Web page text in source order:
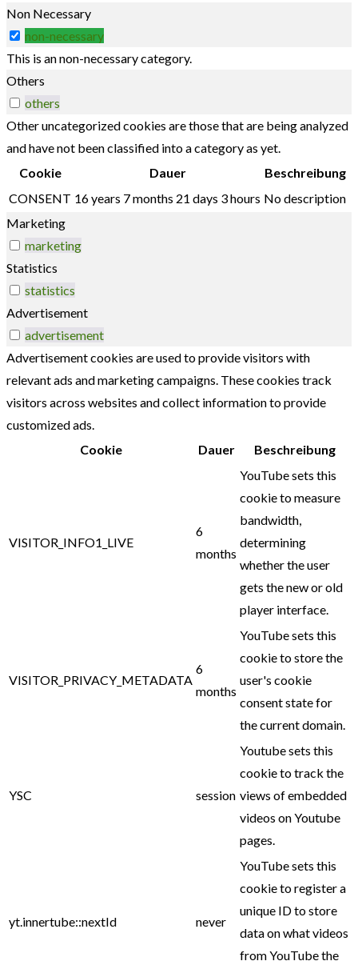
Non Necessary
non-necessary
This is an non-necessary category.
Others
others
Other uncategorized cookies are those that are being analyzed
and have not been classified into a category as yet.
Cookie
Dauer
Beschreibung
CONSENT 16 years 7 months 21 days 3 hours No description
Marketing
marketing
Statistics
statistics
Advertisement
advertisement
Advertisement cookies are used to provide visitors with
relevant ads and marketing campaigns. These cookies track
visitors across websites and collect information to provide
customized ads.
Cookie
Dauer Beschreibung
VISITOR_INFO1_LIVE
6
months
YouTube sets this
cookie to measure
bandwidth,
determining
whether the user
gets the new or old
player interface.
VISITOR_PRIVACY_METADATA
6
months
YouTube sets this
cookie to store the
user's cookie
consent state for
the current domain.
YSC session
Youtube sets this
cookie to track the
views of embedded
videos on Youtube
pages.
yt.innertube::nextId never
YouTube sets this
cookie to register a
unique ID to store
data on what videos
from YouTube the